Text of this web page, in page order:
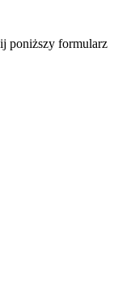
poniższy formularz